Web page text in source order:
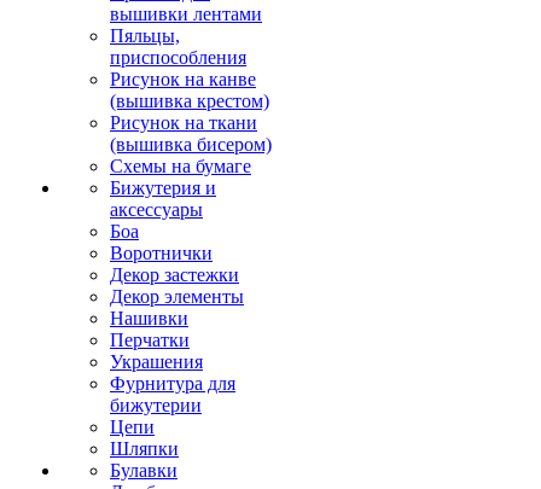
вышивки лентами
Пяльцы,
приспособления
Рисунок на канве
(вышивка крестом)
Рисунок на ткани
(вышивка бисером)
Схемы на бумаге
Бижутерия и
аксессуары
Боа
Воротнички
Декор застежки
Декор элементы
Нашивки
Перчатки
Украшения
Фурнитура для
бижутерии
Цепи
Шляпки
Булавки